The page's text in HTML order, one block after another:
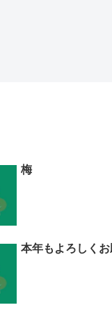
梅
本年もよろしくお